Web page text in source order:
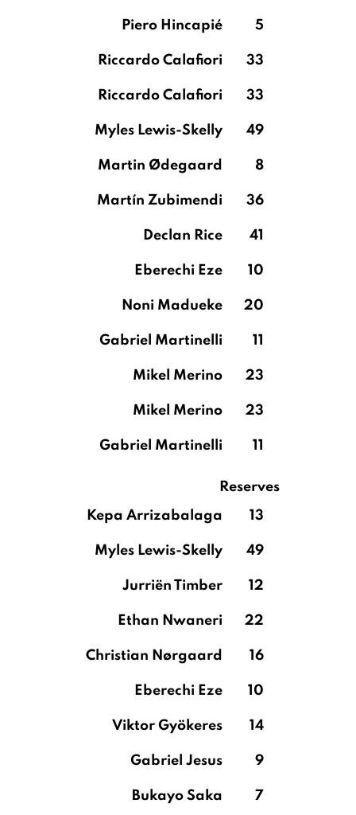
Piero Hincapié 5
Riccardo Calafiori 33
Riccardo Calafiori 33
Myles Lewis-Skelly 49
Martin Ødegaard 8
Martín Zubimendi 36
Declan Rice 41
Eberechi Eze 10
Noni Madueke 20
Gabriel Martinelli 11
Mikel Merino 23
Mikel Merino 23
Gabriel Martinelli 11
Reserves
Kepa Arrizabalaga
13
Myles Lewis-Skelly 49
Jurriën Timber 12
Ethan Nwaneri 22
Christian Nørgaard 16
Eberechi Eze 10
Viktor Gyökeres 14
Gabriel Jesus 9
Bukayo Saka 7